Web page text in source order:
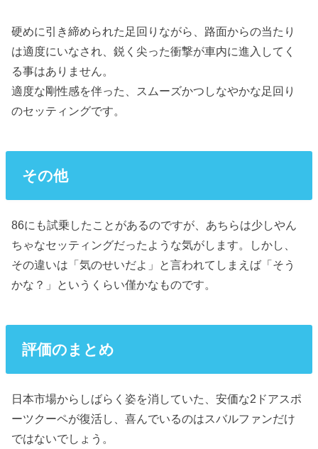
硬めに引き締められた足回りながら、路面からの当たり
は適度にいなされ、鋭く尖った衝撃が車内に進入してく
る事はありません。
適度な剛性感を伴った、スムーズかつしなやかな足回り
のセッティングです。
その他
86にも試乗したことがあるのですが、あちらは少しやん
ちゃなセッティングだったような気がします。しかし、
その違いは「気のせいだよ」と言われてしまえば「そう
かな？」というくらい僅かなものです。
評価のまとめ
日本市場からしばらく姿を消していた、安価な2ドアスポ
ーツクーペが復活し、喜んでいるのはスバルファンだけ
ではないでしょう。